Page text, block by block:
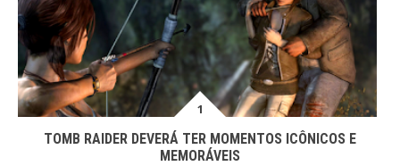
TOMB RAIDER DEVERÁ TER MOMENTOS ICÔNICOS E
MEMORÁVEIS